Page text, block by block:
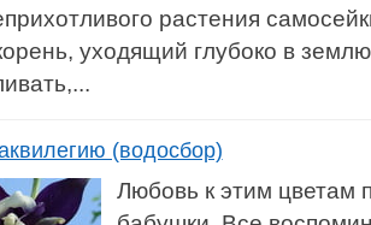
растения
уходящий глубоко в
(водосбор)
Любовь к этим цветам